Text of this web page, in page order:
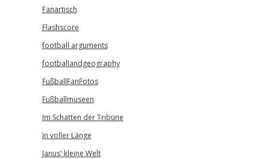
Fanartisch
Flashscore
football arguments
footballandgeography
FußballFanFotos
Fußballmuseen
Im Schatten der Tribüne
In voller Länge
Janus' kleine Welt